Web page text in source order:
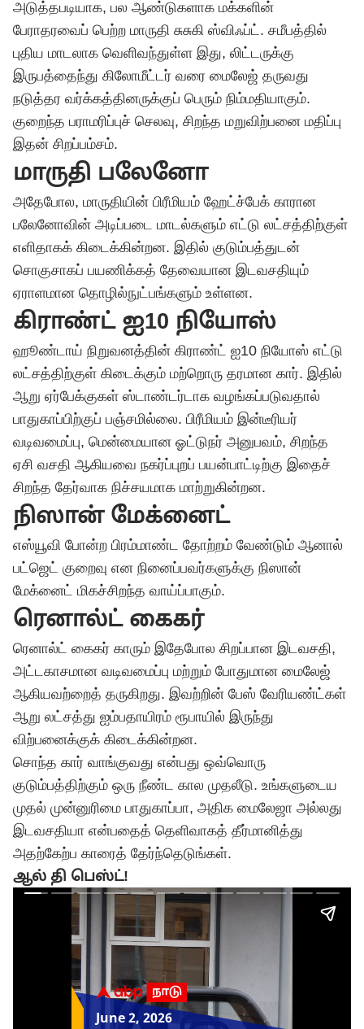
அடுத்தபடியாக, பல ஆண்டுகளாக மக்களின்
பேராதரவைப் பெற்ற மாருதி சுசுகி ஸ்விஃப்ட். சமீபத்தில்
புதிய மாடலாக வெளிவந்துள்ள இது, லிட்டருக்கு
இருபத்தைந்து கிலோமீட்டர் வரை மைலேஜ் தருவது
நடுத்தர வர்க்கத்தினருக்குப் பெரும் நிம்மதியாகும்.
குறைந்த பராமரிப்புச் செலவு, சிறந்த மறுவிற்பனை மதிப்பு
இதன் சிறப்பம்சம்.
மாருதி பலேனோ
அதேபோல, மாருதியின் பிரீமியம் ஹேட்ச்பேக் காரான
பலேனோவின் அடிப்படை மாடல்களும் எட்டு லட்சத்திற்குள்
எளிதாகக் கிடைக்கின்றன. இதில் குடும்பத்துடன்
சொகுசாகப் பயணிக்கத் தேவையான இடவசதியும்
ஏராளமான தொழில்நுட்பங்களும் உள்ளன.
கிராண்ட் ஐ10 நியோஸ்
ஹூண்டாய் நிறுவனத்தின் கிராண்ட் ஐ10 நியோஸ் எட்டு
லட்சத்திற்குள் கிடைக்கும் மற்றொரு தரமான கார். இதில்
ஆறு ஏர்பேக்குகள் ஸ்டாண்டர்டாக வழங்கப்படுவதால்
பாதுகாப்பிற்குப் பஞ்சமில்லை. பிரீமியம் இன்டீரியர்
வடிவமைப்பு, மென்மையான ஓட்டுநர் அனுபவம், சிறந்த
ஏசி வசதி ஆகியவை நகர்ப்புறப் பயன்பாட்டிற்கு இதைச்
சிறந்த தேர்வாக நிச்சயமாக மாற்றுகின்றன.
நிஸான் மேக்னைட்
எஸ்யூவி போன்ற பிரம்மாண்ட தோற்றம் வேண்டும் ஆனால்
பட்ஜெட் குறைவு என நினைப்பவர்களுக்கு நிஸான்
மேக்னைட் மிகச்சிறந்த வாய்ப்பாகும்.
ரெனால்ட் கைகர்
ரெனால்ட் கைகர் காரும் இதேபோல சிறப்பான இடவசதி,
அட்டகாசமான வடிவமைப்பு மற்றும் போதுமான மைலேஜ்
ஆகியவற்றைத் தருகிறது. இவற்றின் பேஸ் வேரியண்ட்கள்
ஆறு லட்சத்து ஐம்பதாயிரம் ரூபாயில் இருந்து
விற்பனைக்குக் கிடைக்கின்றன.
சொந்த கார் வாங்குவது என்பது ஒவ்வொரு
குடும்பத்திற்கும் ஒரு நீண்ட கால முதலீடு. உங்களுடைய
முதல் முன்னுரிமை பாதுகாப்பா, அதிக மைலேஜா அல்லது
இடவசதியா என்பதைத் தெளிவாகத் தீர்மானித்து
அதற்கேற்ப காரைத் தேர்ந்தெடுங்கள்.
ஆல் தி பெஸ்ட்!